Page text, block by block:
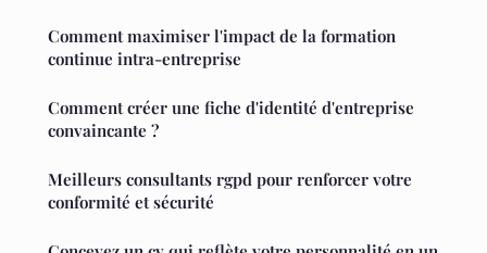
Comment maximiser l'impact de la formation
continue intra-entreprise
Comment créer une fiche d'identité d'entreprise
convaincante ?
Meilleurs consultants rgpd pour renforcer votre
conformité et sécurité